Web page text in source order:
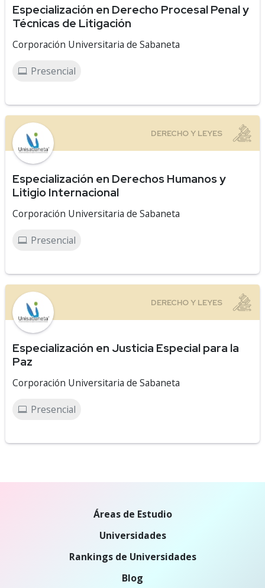
Especialización en Derecho Procesal Penal y
Técnicas de Litigación
Corporación Universitaria de Sabaneta
Presencial
Especialización en Derechos Humanos y
Litigio Internacional
Corporación Universitaria de Sabaneta
Presencial
Especialización en Justicia Especial para la
Paz
Corporación Universitaria de Sabaneta
Presencial
Áreas de Estudio
Universidades
Rankings de Universidades
Blog